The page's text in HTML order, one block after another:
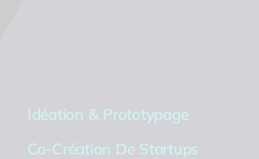
Idéation & Prototypage
Co-Création De Startups